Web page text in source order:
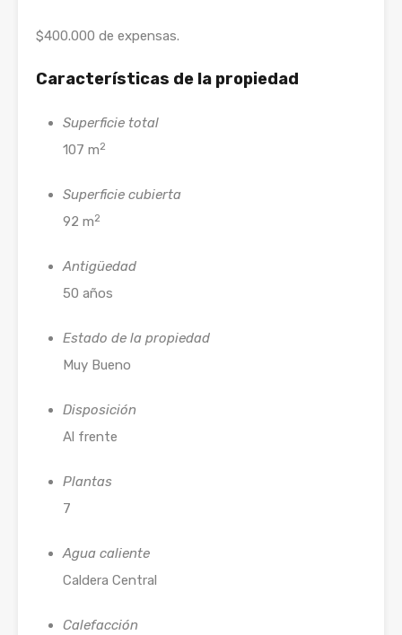
$400.000 de expensas.
Características de la propiedad
Superficie total
107 m2
Superficie cubierta
92 m2
Antigüedad
50 años
Estado de la propiedad
Muy Bueno
Disposición
Al frente
Plantas
7
Agua caliente
Caldera Central
Calefacción